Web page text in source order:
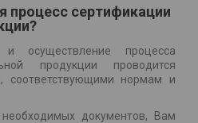
процесс сертификации
осуществление процесса
продукции проводится
соответствующими нормам и
документов, Вам